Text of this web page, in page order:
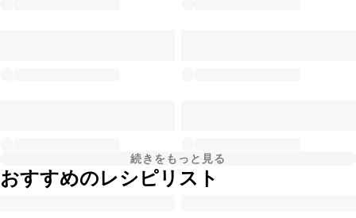
続きをもっと見る
おすすめのレシピリスト